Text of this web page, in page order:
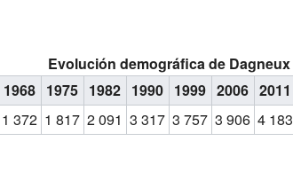
Evolución demográfica de Dagneux
1968 1975 1982 1990 1999 2006 2011
1 372 1 817 2 091 3 317 3 757 3 906 4 183